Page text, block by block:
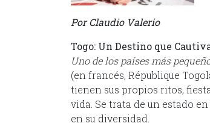
Por Claudio Valerio
Togo: Un Destino que
Uno de los países más
(en francés, République
tienen sus propios ritos,
vida. Se trata de un estado
en su diversidad.